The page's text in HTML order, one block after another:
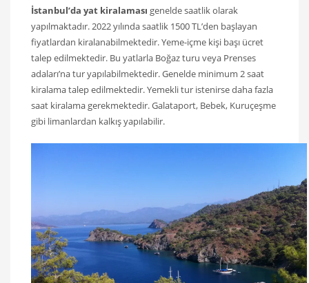
İstanbul’da yat kiralaması genelde saatlik olarak
yapılmaktadır. 2022 yılında saatlik 1500 TL’den başlayan
fiyatlardan kiralanabilmektedir. Yeme-içme kişi başı ücret
talep edilmektedir. Bu yatlarla Boğaz turu veya Prenses
adaları’na tur yapılabilmektedir. Genelde minimum 2 saat
kiralama talep edilmektedir. Yemekli tur istenirse daha fazla
saat kiralama gerekmektedir. Galataport, Bebek, Kuruçeşme
gibi limanlardan kalkış yapılabilir.